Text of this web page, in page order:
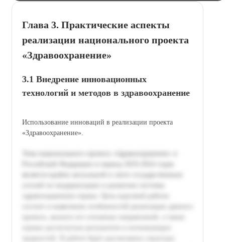
Глава 3. Практические аспекты
реализации национального проекта
«Здравоохранение»
3.1 Внедрение инновационных
технологий и методов в здравоохранение
Использование инноваций в реализации проекта
«Здравоохранение».